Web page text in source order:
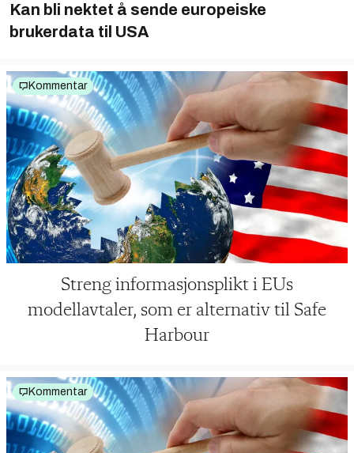
Kan bli nektet å sende europeiske
brukerdata til USA
Kommentar
Streng informasjonsplikt i EUs
modellavtaler, som er alternativ til Safe
Harbour
Kommentar